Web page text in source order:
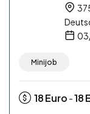
Minijob
18Euro -18